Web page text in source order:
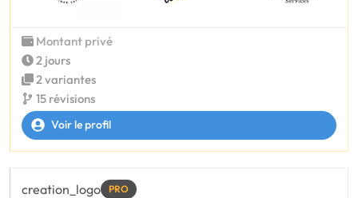
Montant privé
2 jours
2 variantes
15 révisions
Voir le profil
creation_logo PRO